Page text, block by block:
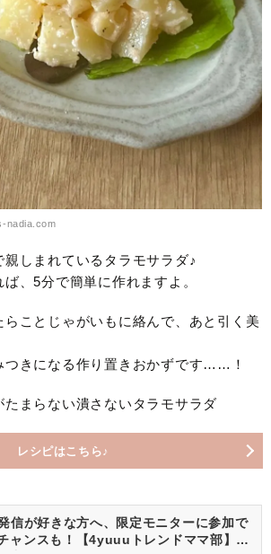
nadia.com
しまれているタラモサラダ♪
、5分で簡単に作れますよ。
らことじゃがいもに絡んで、あと引く美
つきになる作り置きおかずです……！
まらない潰さないタラモサラダ
レシピはこちら♪
信が好きな方へ、限定モニターに参加で
ャンスも！【4yuuuトレンドママ部】部